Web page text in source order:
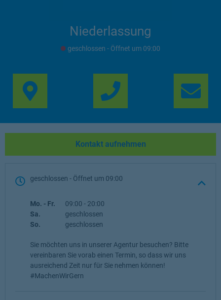
Niederlassung
geschlossen - Öffnet um 09:00
Link Opens in New
Kontakt aufnehmen
geschlossen - Öffnet um 09:00
Wochentag Öffnungszeiten
Mo. - Fr. 09:00 - 20:00
Sa.
geschlossen
So.
geschlossen
Sie möchten uns in unserer Agentur besuchen? Bitte
vereinbaren Sie vorab einen Termin, so dass wir uns
ausreichend Zeit nur für Sie nehmen können!
#MachenWirGern